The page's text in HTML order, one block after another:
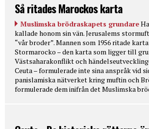
Så ritades Marockos karta
Muslimska brödraskapets grundare
kallade honom sin vän. Jerusalems
“vår broder”. Mannen som 1956 ritade
Stormarocko – den karta som ligger till
Västsaharakonflikt och
Ceuta – formulerade inte sina anspråk vid
panislamiska nätverket kring muftin och
formulerade dem inifrån det Muslimska